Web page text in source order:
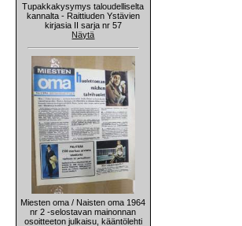
Tupakkakysymys taloudelliselta
kannalta - Raittiuden Ystävien
kirjasia II sarja nr 57
Näytä
Miesten oma / Naisten oma 1964
nr 2 -selostavan mainonnan
osoitteeton julkaisu, kääntölehti